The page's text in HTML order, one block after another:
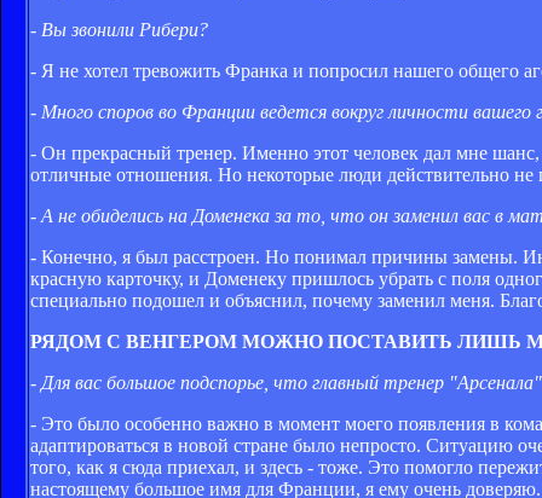
- Вы звонили Рибери?
- Я не хотел тревожить Франка и попросил нашего общего
- Много споров во Франции ведется вокруг личности
- Он прекрасный тренер. Именно этот человек дал мне
отличные отношения. Но некоторые люди действительно
- А не обиделись на Доменека за то, что он заменил вас в
- Конечно, я был расстроен. Но понимал причины замены.
красную карточку, и Доменеку пришлось убрать с поля
специально подошел и объяснил, почему заменил меня.
РЯДОМ С ВЕНГЕРОМ МОЖНО ПОСТАВИТЬ ЛИШЬ
- Для вас большое подспорье, что главный тренер
- Это было особенно важно в момент моего появления в
адаптироваться в новой стране было непросто. Ситуацию
того, как я сюда приехал, и здесь - тоже. Это помогло
настоящему большое имя для Франции, я ему очень доверяю.